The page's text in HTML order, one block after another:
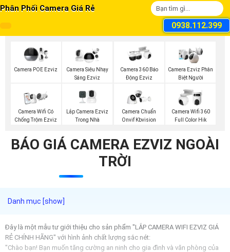
Phân Phối Camera Giá Rẻ
0938.112.399
Camera POE Ezviz
Camera Siêu Nhạy
Sáng Ezviz
Camera 360 Báo
Động Ezviz
Camera Ezviz Phân
Biệt Người
Camera Wifi Có
Chống Trộm Ezviz
Lắp Camera Ezviz
Trong Nhà
Camera Chuẩn
Onvif Kbvision
Camera Wifi 360
Full Color Hik
BÁO GIÁ CAMERA EZVIZ NGOÀI
TRỜI
Đây là một mẫu tư giới thiệu cho sản phẩm "LẮP CAMERA WIFI EZVIZ GIÁ
RẺ CHÍNH HÃNG" với hình ảnh chất lượng sắc nét:
"Chào bạn! Bạn muốn tăng cường an ninh cho gia đình và văn phòng của